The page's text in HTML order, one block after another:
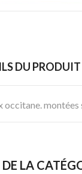
DU PRODUIT
LA